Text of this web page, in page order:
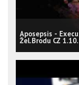
Aposepsis -
Žel.Brodu CZ